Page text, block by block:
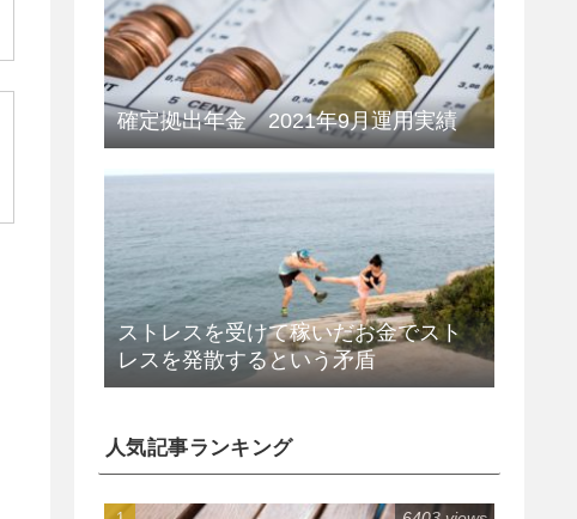
確定拠出年金 2021年9月運用実績
ストレスを受けて稼いだお金でスト
レスを発散するという矛盾
人気記事ランキング